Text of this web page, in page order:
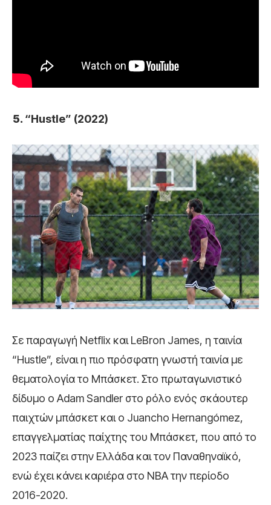
“Hustle” (2022)
Σε παραγωγή Netflix και LeBron James, η ταινία
“Hustle”, είναι η πιο πρόσφατη γνωστή ταινία με
θεματολογία το Μπάσκετ. Στο πρωταγωνιστικό
δίδυμο ο Adam Sandler στο ρόλο ενός σκάουτερ
παιχτών μπάσκετ και ο Juancho Hernangómez,
επαγγελματίας παίχτης του Μπάσκετ, που από το
2023 παίζει στην Ελλάδα και τον Παναθηναϊκό,
ενώ έχει κάνει καριέρα στο NBA την περίοδο
2016-2020.